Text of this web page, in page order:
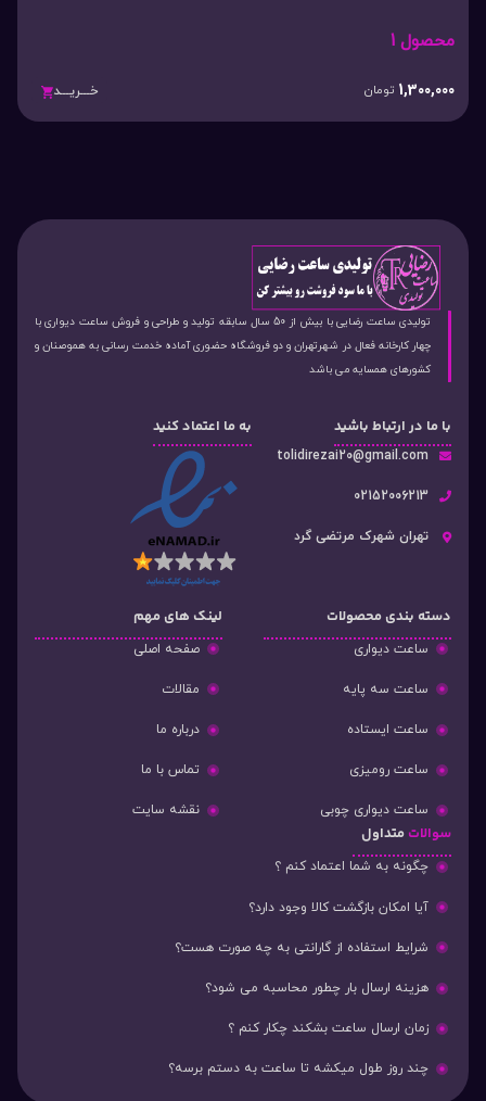
محصول 1
1,300,000 تومان خـــریـــد
تولیدی ساعت رضایی با بیش از 50 سال سابقه تولید و طراحی و فروش ساعت دیواری با
چهار کارخانه فعال در شهرتهران و دو فروشگاه حضوری آماده خدمت رسانی به هموصنان و
کشورهای همسایه می باشد
با ما در ارتباط باشید
tolidirezai20@gmail.com
02152006213
تهران شهرک مرتضی گرد
به ما اعتماد کنید
دسته‌ بندی محصولات
ساعت دیواری
ساعت سه پایه
ساعت ایستاده
ساعت رومیزی
ساعت دیواری چوبی
لینک های مهم
صفحه اصلی
مقالات
درباره ما
تماس با ما
نقشه سایت
سوالات متداول
چگونه به شما اعتماد کنم ؟
آیا امکان بازگشت کالا وجود دارد؟
شرایط استفاده از گارانتی به چه صورت هست؟
هزینه ارسال بار چطور محاسبه می شود؟
زمان ارسال ساعت بشکند چکار کنم ؟
چند روز طول میکشه تا ساعت به دستم برسه؟